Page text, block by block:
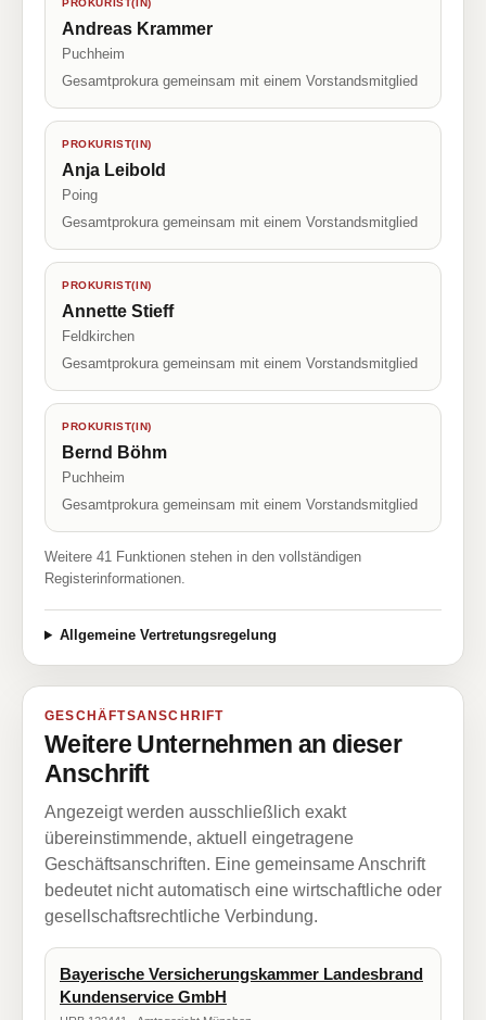
PROKURIST(IN)
Andreas Krammer
Puchheim
Gesamtprokura gemeinsam mit einem Vorstandsmitglied
PROKURIST(IN)
Anja Leibold
Poing
Gesamtprokura gemeinsam mit einem Vorstandsmitglied
PROKURIST(IN)
Annette Stieff
Feldkirchen
Gesamtprokura gemeinsam mit einem Vorstandsmitglied
PROKURIST(IN)
Bernd Böhm
Puchheim
Gesamtprokura gemeinsam mit einem Vorstandsmitglied
Weitere 41 Funktionen stehen in den vollständigen
Registerinformationen.
Allgemeine Vertretungsregelung
GESCHÄFTSANSCHRIFT
Weitere Unternehmen an dieser
Anschrift
Angezeigt werden ausschließlich exakt
übereinstimmende, aktuell eingetragene
Geschäftsanschriften. Eine gemeinsame Anschrift
bedeutet nicht automatisch eine wirtschaftliche oder
gesellschaftsrechtliche Verbindung.
Bayerische Versicherungskammer Landesbrand
Kundenservice GmbH